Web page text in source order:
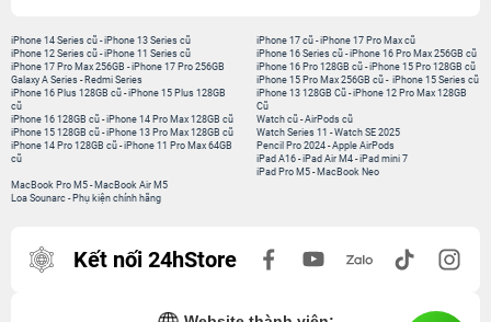
iPhone 14 Series cũ -iPhone 13 Series cũ
iPhone 12 Series cũ -iPhone 11 Series cũ
iPhone 17 Pro Max 256GB -iPhone 17 Pro 256GB
Galaxy A Series - Redmi Series
iPhone 17 cũ -iPhone 17 Pro Max cũ
iPhone 16 Series cũ - iPhone 16 Pro Max 256GB cũ
iPhone 16 Pro 128GB cũ -iPhone 15 Pro 128GB cũ
iPhone 15 Pro Max 256GB cũ - iPhone 15 Series cũ
iPhone 16 Plus 128GB cũ -iPhone 15 Plus 128GB
cũ
iPhone 16 128GB cũ -iPhone 14 Pro Max 128GB cũ
iPhone 15 128GB cũ -iPhone 13 Pro Max 128GB cũ
iPhone 14 Pro 128GB cũ -iPhone 11 Pro Max 64GB
cũ
iPhone 13 128GB Cũ -iPhone 12 Pro Max 128GB
Cũ
Watch cũ -AirPods cũ
Watch Series 11 -Watch SE 2025
Pencil Pro 2024 -Apple AirPods
iPad A16 -iPad Air M4 -iPad mini 7
iPad Pro M5 - MacBook Neo
MacBook Pro M5 - MacBook Air M5
Loa Sounarc - Phụ kiện chính hãng
Kết nối 24hStore